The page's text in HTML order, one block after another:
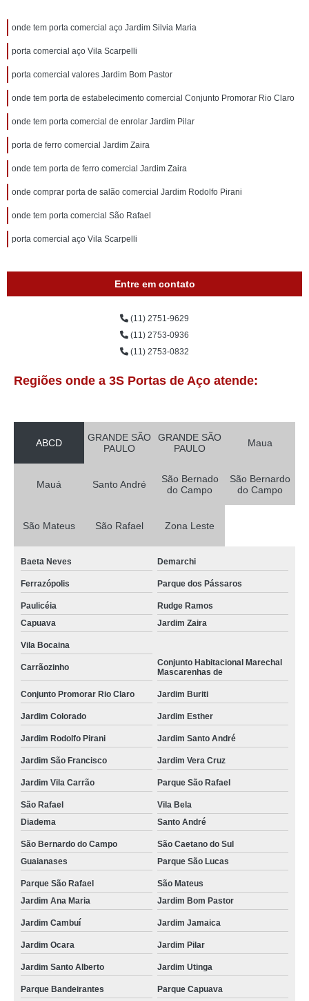
onde tem porta comercial aço Jardim Silvia Maria
porta comercial aço Vila Scarpelli
porta comercial valores Jardim Bom Pastor
onde tem porta de estabelecimento comercial Conjunto Promorar Rio Claro
onde tem porta comercial de enrolar Jardim Pilar
porta de ferro comercial Jardim Zaira
onde tem porta de ferro comercial Jardim Zaira
onde comprar porta de salão comercial Jardim Rodolfo Pirani
onde tem porta comercial São Rafael
porta comercial aço Vila Scarpelli
Entre em contato
(11) 2751-9629
(11) 2753-0936
(11) 2753-0832
Regiões onde a 3S Portas de Aço atende:
ABCD
GRANDE SÃO
PAULO
GRANDE SÃO
PAULO
Maua
Mauá Santo André
São Bernado
do Campo
São Bernardo
do Campo
São Mateus São Rafael Zona Leste
Baeta Neves Demarchi
Ferrazópolis Parque dos Pássaros
Paulicéia
Rudge Ramos
Capuava
Jardim Zaira
Vila Bocaina
Carrãozinho
Conjunto Habitacional Marechal
Mascarenhas de
Conjunto Promorar Rio Claro Jardim Buriti
Jardim Colorado Jardim Esther
Jardim Rodolfo Pirani Jardim Santo André
Jardim São Francisco Jardim Vera Cruz
Jardim Vila Carrão Parque São Rafael
São Rafael
Vila Bela
Diadema
Santo André
São Bernardo do Campo
São Caetano do Sul
Guaianases
Parque São Lucas
Parque São Rafael
São Mateus
Jardim Ana Maria
Jardim Bom Pastor
Jardim Cambuí Jardim Jamaica
Jardim Ocara Jardim Pilar
Jardim Santo Alberto Jardim Utinga
Parque Bandeirantes Parque Capuava